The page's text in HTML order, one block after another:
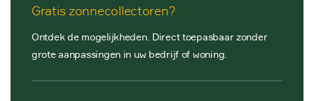
Gratis zonnecollectoren?
Ontdek de mogelijkheden. Direct toepasbaar zonder
grote aanpassingen in uw bedrijf of woning.